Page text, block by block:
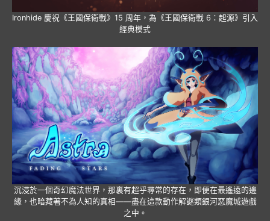
Ironhide 慶祝《王國保衛戰》15 周年，為《王國保衛戰 6：起源》引入
經典模式
沉浸於一個奇幻魔法世界，那裏有超乎尋常的存在，即便在最遙遠的邊
緣，也暗藏著不為人知的真相——盡在這款動作解謎類銀河惡魔城遊戲
之中。